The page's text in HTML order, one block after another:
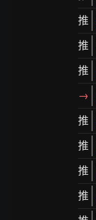
推
推
推
→
推
推
推
推